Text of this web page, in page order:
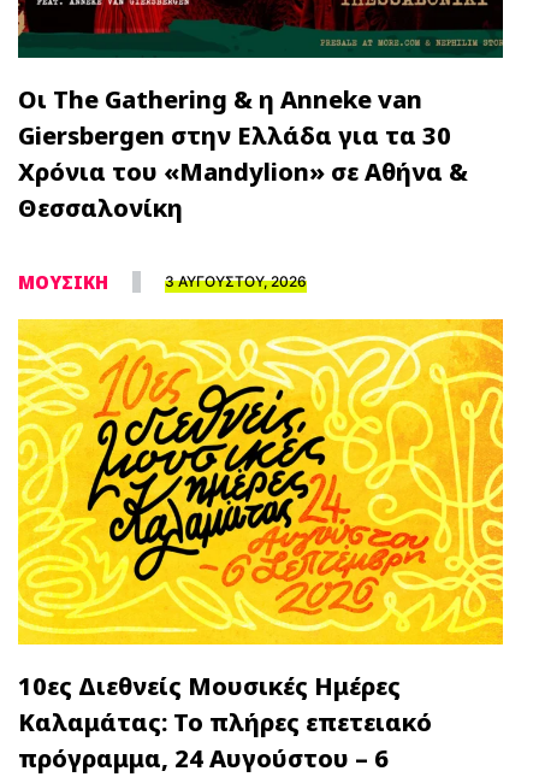
Οι The Gathering & η Anneke van
Giersbergen στην Ελλάδα για τα 30
Χρόνια του «Mandylion» σε Αθήνα &
Θεσσαλονίκη
ΜΟΥΣΙΚΗ 3 ΑΥΓΟΥΣΤΟΥ, 2026
10ες Διεθνείς Μουσικές Ημέρες
Καλαμάτας: Το πλήρες επετειακό
πρόγραμμα, 24 Αυγούστου – 6